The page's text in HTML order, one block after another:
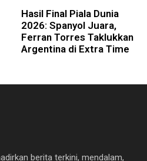
Hasil Final Piala Dunia
2026: Spanyol Juara,
Ferran Torres Taklukkan
Argentina di Extra Time
berita terkini, mendalam,